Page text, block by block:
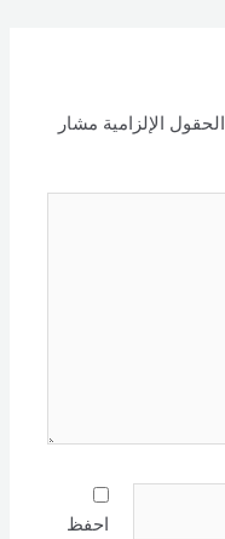
الحقول الإلزامية مشار
احفظ